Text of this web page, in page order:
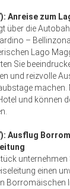
Anreise zum
über die
–
Lago
Sie
und reizvolle
machen.
und können
Ausflug
einen
Borromäischen